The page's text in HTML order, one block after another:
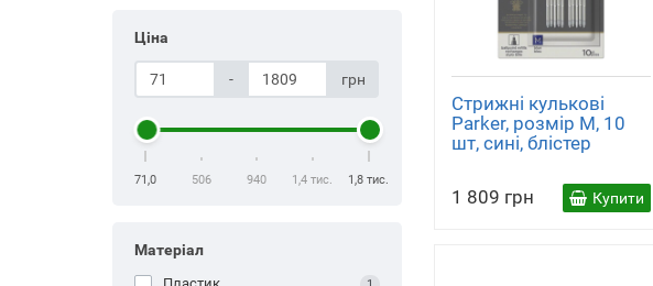
Ціна
- грн
71,0 506 940 1,4 тис. 1,8 тис.
Mатеріал
Стрижні кулькові
Parker, розмір M, 10
шт, сині, блістер
1 809 грн Купити